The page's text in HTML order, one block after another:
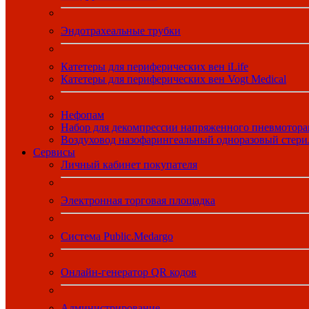
Эндотрахеальные трубки
Катетеры для периферических вен iLife
Катетеры для периферических вен Vogt Medical
Нефопам
Набор для декомпрессии напряженного
Воздуховод назофарингеальный одноразовый
Сервисы
Личный кабинет покупателя
Электронная торговая площадка
Система Public.Medargo
Онлайн-генератор QR кодов